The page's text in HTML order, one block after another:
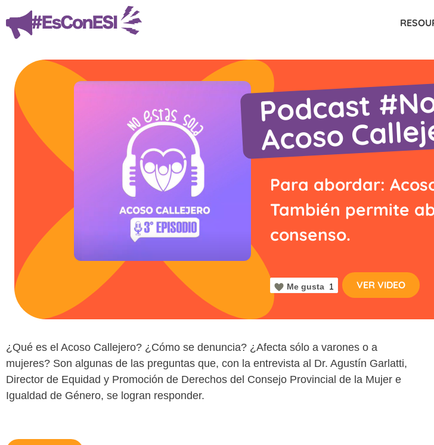
Podcast
Acoso
Para abordar:
También permite
consenso.
Me gusta 1 VER VIDEO
¿Qué es el Acoso Callejero? ¿Cómo se denuncia? ¿Afecta sólo a varones o a
mujeres? Son algunas de las preguntas que, con la entrevista al Dr. Agustín Garlatti,
Director de Equidad y Promoción de Derechos del Consejo Provincial de la Mujer e
Igualdad de Género, se logran responder.